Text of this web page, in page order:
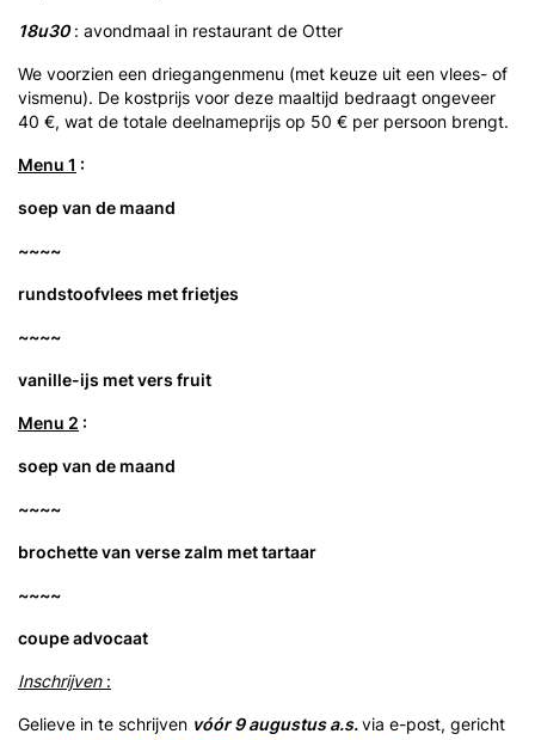
18u30: avondmaal in restaurant de Otter
We voorzien een driegangenmenu (met keuze uit een vlees- of
vismenu). De kostprijs voor deze maaltijd bedraagt ongeveer
40 €, wat de totale deelnameprijs op 50 € per persoon brengt.
Menu 1 :
soep van de maand
~~~~
rundstoofvlees met frietjes
~~~~
vanille-ijs met vers fruit
Menu 2 :
soep van de maand
~~~~
brochette van verse zalm met tartaar
~~~~
coupe advocaat
Inschrijven:
Gelieve in te schrijven vóór 9 augustus a.s.via e-post, gericht